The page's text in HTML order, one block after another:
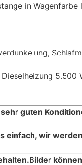
in
5.500
guten
einfach, wir
Bilder